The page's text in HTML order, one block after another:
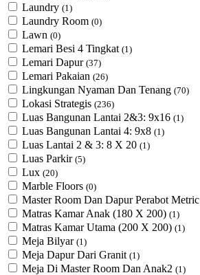
Laundry (1)
Laundry Room (0)
Lawn (0)
Lemari Besi 4 Tingkat (1)
Lemari Dapur (37)
Lemari Pakaian (26)
Lingkungan Nyaman Dan Tenang (70)
Lokasi Strategis (236)
Luas Bangunan Lantai 2&3: 9x16 (1)
Luas Bangunan Lantai 4: 9x8 (1)
Luas Lantai 2 & 3: 8 X 20 (1)
Luas Parkir (5)
Lux (20)
Marble Floors (0)
Master Room Dan Dapur Perabot Metric
Matras Kamar Anak (180 X 200) (1)
Matras Kamar Utama (200 X 200) (1)
Meja Bilyar (1)
Meja Dapur Dari Granit (1)
Meja Di Master Room Dan Anak2 (1)